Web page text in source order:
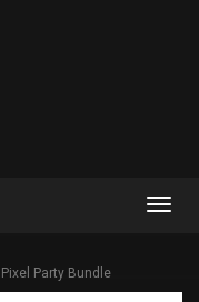
Pixel Party Bundle